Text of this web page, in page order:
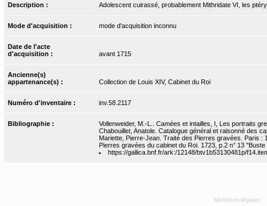
Description : Adolescent cuirassé, probablement Mithridate VI, les
Mode d'acquisition : mode d'acquisition inconnu
Date de l'acte
d'acquisition :
avant 1715
Ancienne(s)
appartenance(s) :
Collection de Louis XIV, Cabinet du Roi
Numéro d'inventaire : inv.58.2117
Bibliographie :
Vollenweider, M.-L.. Camées et intailles, I, Les portraits
Chabouillet, Anatole. Catalogue général et raisonné des
Mariette, Pierre-Jean. Traité des Pierres gravées. Paris :
Pierres gravées du cabinet du Roi. 1723, p.2 n° 13
https://gallica.bnf.fr/ark:/12148/btv1b53130481p/
Mentions légales